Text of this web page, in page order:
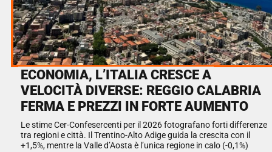
ECONOMIA, L’ITALIA CRESCE A
VELOCITÀ DIVERSE: REGGIO CALABRIA
FERMA E PREZZI IN FORTE AUMENTO
Le stime Cer-Confesercenti per il 2026 fotografano forti differenze
tra regioni e città. Il Trentino-Alto Adige guida la crescita con il
+1,5%, mentre la Valle d’Aosta è l’unica regione in calo (-0,1%)